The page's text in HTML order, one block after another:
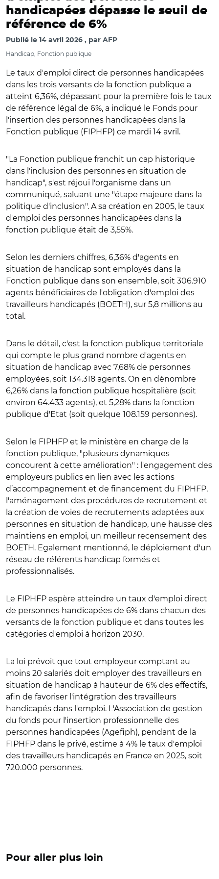
handicapées dépasse le seuil de
référence de 6%
Publié le 14 avril 2026 par AFP
Handicap, Fonction publique
Le taux d'emploi direct de personnes handicapées
dans les trois versants de la fonction publique a
atteint 6,36%, dépassant pour la première fois le taux
de référence légal de 6%, a indiqué le Fonds pour
l'insertion des personnes handicapées dans la
Fonction publique (FIPHFP) ce mardi 14 avril.
"La Fonction publique franchit un cap historique
dans l'inclusion des personnes en situation de
handicap", s'est réjoui l'organisme dans un
communiqué, saluant une "étape majeure dans la
politique d'inclusion". A sa création en 2005, le taux
d'emploi des personnes handicapées dans la
fonction publique était de 3,55%.
Selon les derniers chiffres, 6,36% d'agents en
situation de handicap sont employés dans la
Fonction publique dans son ensemble, soit 306.910
agents bénéficiaires de l'obligation d'emploi des
travailleurs handicapés (BOETH), sur 5,8 millions au
total.
Dans le détail, c'est la fonction publique territoriale
qui compte le plus grand nombre d'agents en
situation de handicap avec 7,68% de personnes
employées, soit 134.318 agents. On en dénombre
6,26% dans la fonction publique hospitalière (soit
environ 64.433 agents), et 5,28% dans la fonction
publique d'Etat (soit quelque 108.159 personnes).
Selon le FIPHFP et le ministère en charge de la
fonction publique, "plusieurs dynamiques
concourent à cette amélioration" : l'engagement des
employeurs publics en lien avec les actions
d’accompagnement et de financement du FIPHFP,
l'aménagement des procédures de recrutement et
la création de voies de recrutements adaptées aux
personnes en situation de handicap, une hausse des
maintiens en emploi, un meilleur recensement des
BOETH. Egalement mentionné, le déploiement d'un
réseau de référents handicap formés et
professionnalisés.
Le FIPHFP espère atteindre un taux d'emploi direct
de personnes handicapées de 6% dans chacun des
versants de la fonction publique et dans toutes les
catégories d'emploi à horizon 2030.
La loi prévoit que tout employeur comptant au
moins 20 salariés doit employer des travailleurs en
situation de handicap à hauteur de 6% des effectifs,
afin de favoriser l'intégration des travailleurs
handicapés dans l'emploi. L'Association de gestion
du fonds pour l'insertion professionnelle des
personnes handicapées (Agefiph), pendant de la
FIPHFP dans le privé, estime à 4% le taux d'emploi
des travailleurs handicapés en France en 2025, soit
720.000 personnes.
Pour aller plus loin